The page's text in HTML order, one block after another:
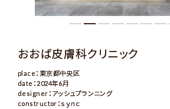
おおば皮膚科クリニック
place：東京都中央区
date：2024年6月
designer：アッシュプランニング
constructor：ｓｙｎｃ